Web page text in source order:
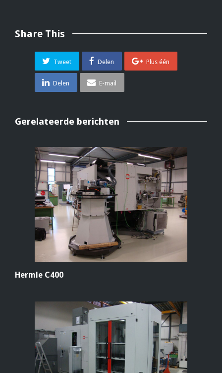
Share This
Tweet Delen Plus één
Delen E-mail
Gerelateerde berichten
Hermle C400